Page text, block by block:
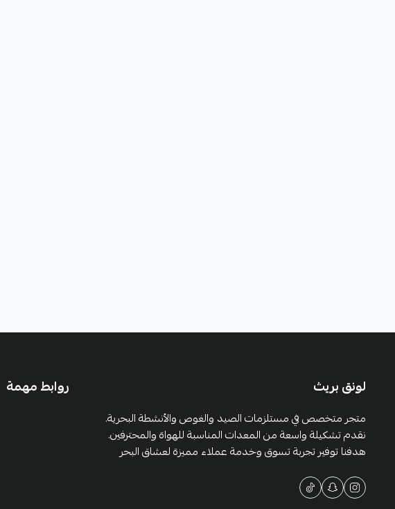
لونق بريث
متجر متخصص في مستلزمات الصيد والغوص والأنشطة البحرية.
نقدم تشكيلة واسعة من المعدات المناسبة للهواة والمحترفين.
هدفنا توفير تجربة تسوق وخدمة عملاء مميزة لعشاق البحر
روابط مهمة